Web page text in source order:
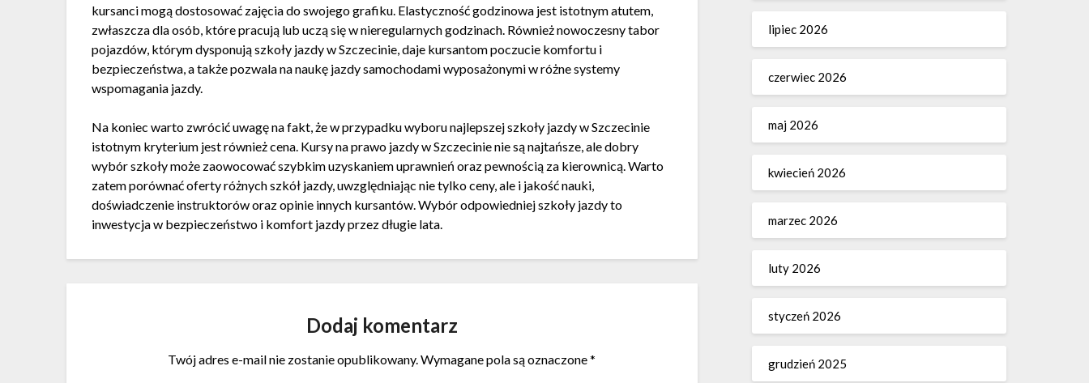
kursanci mogą dostosować zajęcia do swojego grafiku. Elastyczność godzinowa jest istotnym atutem,
zwłaszcza dla osób, które pracują lub uczą się w nieregularnych godzinach. Również nowoczesny tabor
pojazdów, którym dysponują szkoły jazdy w Szczecinie, daje kursantom poczucie komfortu i
bezpieczeństwa, a także pozwala na naukę jazdy samochodami wyposażonymi w różne systemy
wspomagania jazdy.
Na koniec warto zwrócić uwagę na fakt, że w przypadku wyboru najlepszej szkoły jazdy w Szczecinie
istotnym kryterium jest również cena. Kursy na prawo jazdy w Szczecinie nie są najtańsze, ale dobry
wybór szkoły może zaowocować szybkim uzyskaniem uprawnień oraz pewnością za kierownicą. Warto
zatem porównać oferty różnych szkół jazdy, uwzględniając nie tylko ceny, ale i jakość nauki,
doświadczenie instruktorów oraz opinie innych kursantów. Wybór odpowiedniej szkoły jazdy to
inwestycja w bezpieczeństwo i komfort jazdy przez długie lata.
Dodaj komentarz
Twój adres e-mail nie zostanie opublikowany. Wymagane pola są oznaczone*
lipiec 2026
czerwiec 2026
maj 2026
kwiecień 2026
marzec 2026
luty 2026
styczeń 2026
grudzień 2025